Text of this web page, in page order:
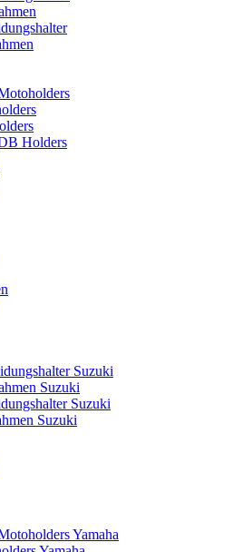
Holders
Suzuki
Suzuki
Suzuki
Suzuki
Yamaha